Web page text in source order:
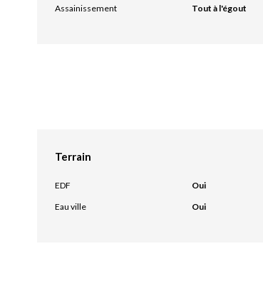
Assainissement
Tout à l'égout
Terrain
EDF
Oui
Eau ville
Oui